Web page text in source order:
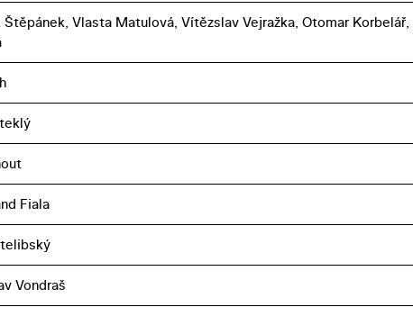
Štěpánek, Vlasta Matulová, Vítězslav Vejražka, Otomar Korbelář,
Fiala
Vondraš